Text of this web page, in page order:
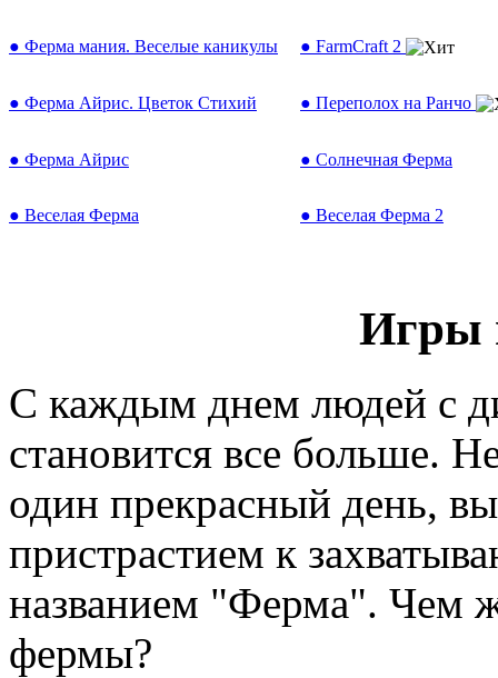
● Ферма мания. Веселые каникулы ● FarmCraft 2
● Ферма Айрис. Цветок Стихий ● Переполох на Ранчо
● Ферма Айрис ● Солнечная Ферма
● Веселая Ферма ● Веселая Ферма 2
Игры
С каждым днем людей с
становится все больше.
один прекрасный день,
пристрастием к
названием "Ферма". Чем
фермы?